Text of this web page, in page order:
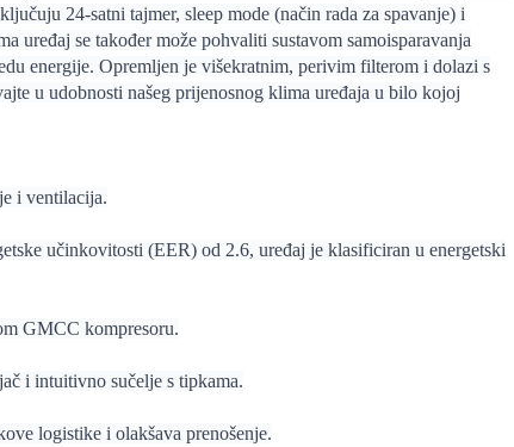
24-satni tajmer, sleep mode (način rada za spavanje) i
uređaj se također može pohvaliti sustavom samoisparavanja
energije. Opremljen je višekratnim, perivim filterom i dolazi s
u udobnosti našeg prijenosnog klima uređaja u bilo kojoj
i ventilacija.
učinkovitosti (EER) od 2.6, uređaj je klasificiran u energetski
GMCC kompresoru.
i intuitivno sučelje s tipkama.
logistike i olakšava prenošenje.